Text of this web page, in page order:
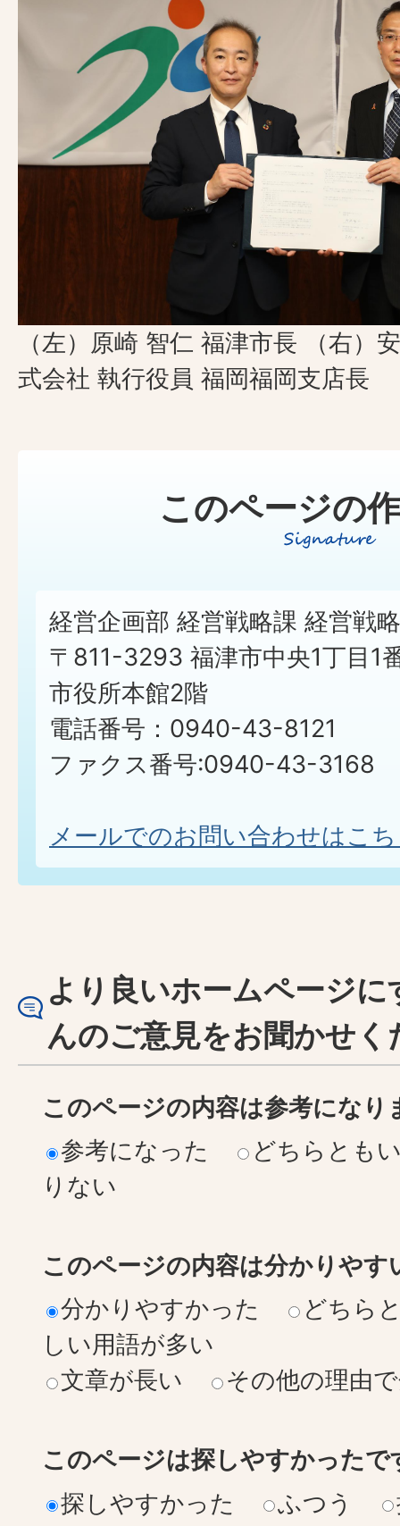
（左）原崎 智仁 福津市長 （右）
式会社 執行役員 福岡福岡支店長
このページの
経営企画部 経営戦略課 経営戦
〒811-3293 福津市中央1丁目1
市役所本館2階
電話番号：0940-43-8121
ファクス番号:0940-43-3168
メールでのお問い合わせはこ
より良いホームページ
んのご意見をお聞かせく
このページの内容は参考になり
参考になった
どちらとも
りない
このページの内容は分かりやす
分かりやすかった
どちら
しい用語が多い
文章が長い
その他の理由
このページは探しやすかったで
探しやすかった
ふつう